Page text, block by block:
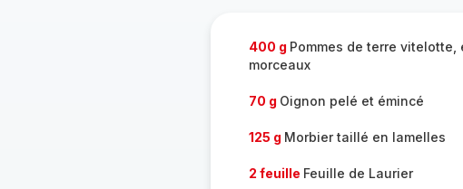
400 g Pommes de terre vitelotte,
morceaux
70 g Oignon pelé et émincé
125 g Morbier taillé en lamelles
2 feuille Feuille de Laurier